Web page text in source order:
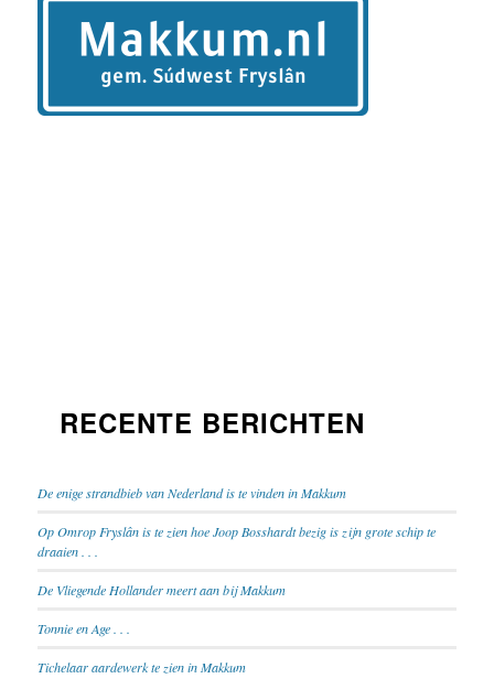
RECENTE BERICHTEN
De enige strandbieb van Nederland is te vinden in Makkum
Op Omrop Fryslân is te zien hoe Joop Bosshardt bezig is zijn grote schip te
draaien . . .
De Vliegende Hollander meert aan bij Makkum
Tonnie en Age . . .
Tichelaar aardewerk te zien in Makkum